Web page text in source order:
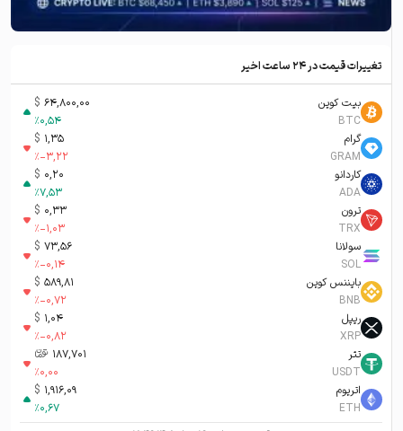
تغییرات قیمت در ۲۴ ساعت اخیر
بیت کوین
BTC
64,800,00
$
%0,54
گرام
GRAM
1,35
$
%-3,22
کاردانو
ADA
0,20
$
%7,53
ترون
TRX
0,33
$
%-1,03
سولانا
SOL
73,56
$
%-0,14
بایننس کوین
BNB
589,81
$
%-0,72
ریپل
XRP
1,04
$
%-0,82
تتر
USDT
187,701 تومان-ء
%0,00
اتریوم
ETH
1,916,09
$
%0,67